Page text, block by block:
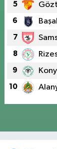
5
6
7
8
9
10